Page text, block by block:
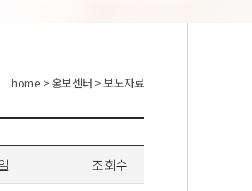
home > 홍보센터 > 보도자료
조회수